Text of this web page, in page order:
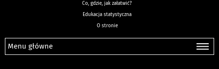
Co, gdzie, jak załatwić?
Edukacja statystyczna
O stronie
Menu główne